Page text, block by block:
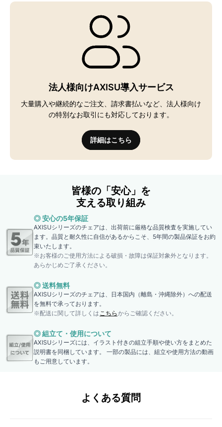
法人様向けAXISU導入サービス
大量購入や継続的なご注文、請求書払いなど、法人様向け
の特別なお取引にも対応しております。
詳細はこちら
皆様の「安心」を
支える取り組み
◎ 安心の5年保証
AXISUシリーズのチェアは、出荷前に厳格な品質検査を実施してい
ます。品質と耐久性に自信があるからこそ、5年間の製品保証をお約
束いたします。
※お客様のご使用方法による破損・故障は保証対象外となります。
あらかじめご了承ください。
◎ 送料無料
AXISUシリーズのチェアは、日本国内（離島・沖縄除外）への配送
を無料で承っております。
※配送に関して詳しくは こちら からご確認ください。
◎ 組立て・使用について
AXISUシリーズには、イラスト付きの組立手順や使い方をまとめた
説明書を同梱しています。 一部の製品には、組立や使用方法の動画
もご用意しています。
よくある質問